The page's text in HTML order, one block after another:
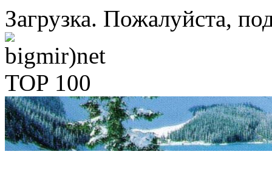
Загрузка. Пожалуйста,